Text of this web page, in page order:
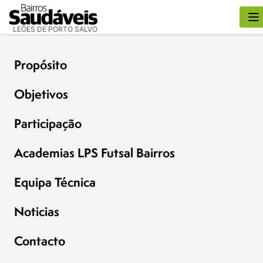
LEÕES DE PORTO SALVO
Propósito
Objetivos
Participação
Academias LPS Futsal Bairros
Equipa Técnica
Noticias
Contacto